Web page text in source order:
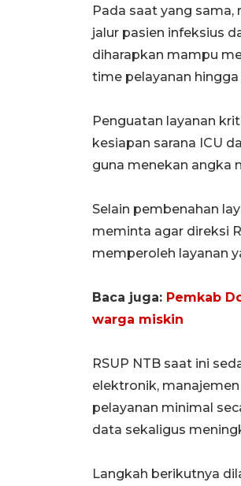
Pada saat yang
jalur pasien infeksius
diharapkan mampu
time pelayanan
Penguatan layanan
kesiapan sarana ICU
guna menekan angka
Selain pembenahan
meminta agar direksi
memperoleh layanan
Baca juga: Pemkab
warga miskin
RSUP NTB saat ini
elektronik,
pelayanan minimal
data sekaligus
Langkah berikutnya